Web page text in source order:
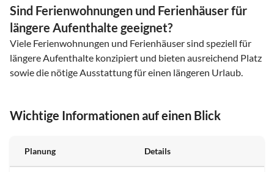
Sind Ferienwohnungen und Ferienhäuser für
längere Aufenthalte geeignet?
Viele Ferienwohnungen und Ferienhäuser sind speziell für
längere Aufenthalte konzipiert und bieten ausreichend Platz
sowie die nötige Ausstattung für einen längeren Urlaub.
Wichtige Informationen auf einen Blick
Planung Details